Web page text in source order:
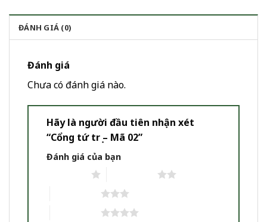
ĐÁNH GIÁ (0)
Đánh giá
Chưa có đánh giá nào.
Hãy là người đầu tiên nhận xét
“Cổng tứ trụ – Mã 02”
Đánh giá của bạn